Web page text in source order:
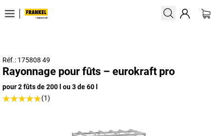
Réf.: 175808 49
Rayonnage pour fûts – eurokraft pro
pour 2 fûts de 200 l ou 3 de 60 l
(1)